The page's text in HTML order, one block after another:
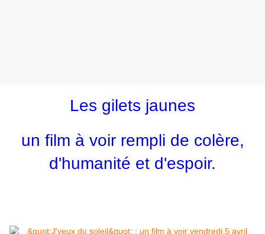
Les gilets jaunes
un film à voir rempli de colère,
d'humanité et d'espoir.